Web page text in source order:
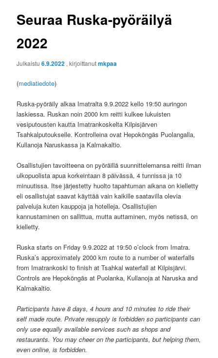
Seuraa Ruska-pyöräilyä
2022
Julkaistu6.9.2022 , kirjoittanutmkpaa
(mediatiedote)
Ruska-pyöräily alkaa Imatralta 9.9.2022 kello 19:50 auringon
laskiessa. Ruskan noin 2000 km reitti kulkee lukuisten
vesiputousten kautta Imatrankoskelta Kilpisjärven
Tsahkalputoukselle. Kontrolleina ovat Hepoköngäs Puolangalla,
Kullanoja Naruskassa ja Kalmakaltio.
Osallistujien tavoitteena on pyöräillä suunnittelemansa reitti ilman
ulkopuolista apua korkeintaan 8 päivässä, 4 tunnissa ja 10
minuutissa. Itse järjestetty huolto tapahtuman aikana on kielletty
eli osallistujat saavat käyttää vain kaikille saatavilla olevia
palveluja kuten kauppoja ja hotelleja. Osallistujien
kannustaminen on sallittua, mutta auttaminen, myös netissä, on
kielletty.
Ruska starts on Friday 9.9.2022 at 19:50 o’clock from Imatra.
Ruska’s approximately 2000 km route to a number of waterfalls
from Imatrankoski to finish at Tsahkal waterfall at Kilpisjärvi.
Controls are Hepoköngäs at Puolanka, Kullanoja at Naruska and
Kalmakaltio.
Participants have 8 days, 4 hours and 10 minutes to ride their
self made route. Private resupply is forbidden so participants can
only use equally available services such as shops and
restaurants. You may cheer on the participants, but helping them,
even online, is forbidden.